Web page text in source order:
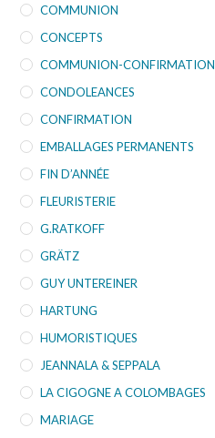
COMMUNION
CONCEPTS
COMMUNION-CONFIRMATION
CONDOLEANCES
CONFIRMATION
EMBALLAGES PERMANENTS
FIN D’ANNÉE
FLEURISTERIE
G.RATKOFF
GRÄTZ
GUY UNTEREINER
HARTUNG
HUMORISTIQUES
JEANNALA & SEPPALA
LA CIGOGNE A COLOMBAGES
MARIAGE